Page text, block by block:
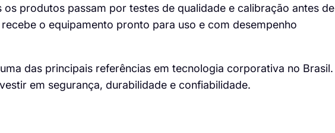
produtos passam por testes de qualidade e calibração antes de
o equipamento pronto para uso e com desempenho
das principais referências em tecnologia corporativa no Brasil.
em segurança, durabilidade e confiabilidade.